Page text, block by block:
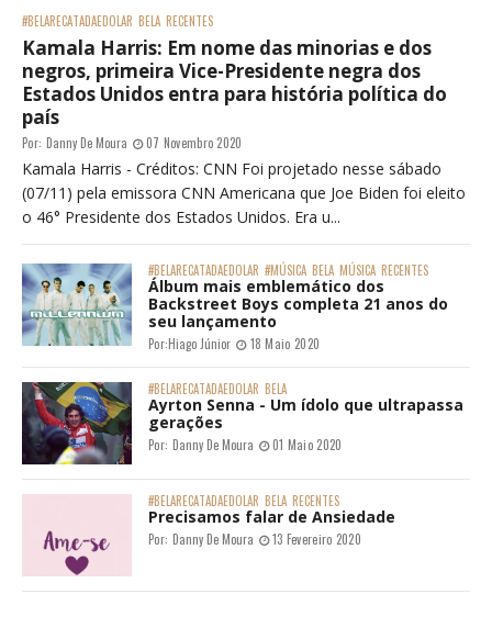
#BELARECATADAEDOLAR BELA RECENTES
Kamala Harris: Em nome das minorias e dos
negros, primeira Vice-Presidente negra dos
Estados Unidos entra para história política do
país
Por: Danny De Moura 07 Novembro 2020
Kamala Harris - Créditos: CNN Foi projetado nesse sábado
(07/11) pela emissora CNN Americana que Joe Biden foi eleito
o 46° Presidente dos Estados Unidos. Era u...
#BELARECATADAEDOLAR #MÚSICA BELA MÚSICA RECENTES
Álbum mais emblemático dos
Backstreet Boys completa 21 anos do
seu lançamento
Por:Hiago Júnior 18 Maio 2020
#BELARECATADAEDOLAR BELA
Ayrton Senna - Um ídolo que ultrapassa
gerações
Por: Danny De Moura 01 Maio 2020
#BELARECATADAEDOLAR BELA RECENTES
Precisamos falar de Ansiedade
Por: Danny De Moura 13 Fevereiro 2020